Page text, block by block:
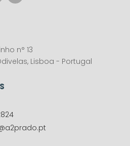
n° 13
Lisboa - Portugal